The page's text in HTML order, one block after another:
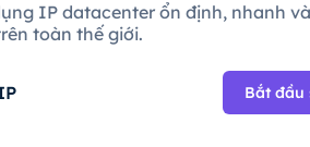
IP datacenter ổn định, nhanh
toàn thế giới.
Bắt đầu